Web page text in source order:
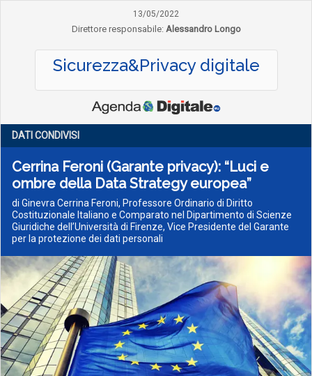
13/05/2022
Direttore responsabile: Alessandro Longo
Sicurezza&Privacy digitale
DATI CONDIVISI
Cerrina Feroni (Garante privacy): “Luci e
ombre della Data Strategy europea”
di Ginevra Cerrina Feroni, Professore Ordinario di Diritto
Costituzionale Italiano e Comparato nel Dipartimento di Scienze
Giuridiche dell’Università di Firenze, Vice Presidente del Garante
per la protezione dei dati personali